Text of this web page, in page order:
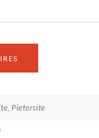
Pietersite